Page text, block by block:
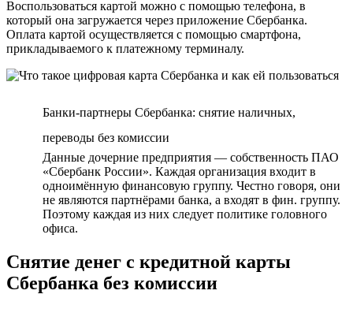
Воспользоваться картой можно с помощью телефона, в
который она загружается через приложение Сбербанка.
Оплата картой осуществляется с помощью смартфона,
прикладываемого к платежному терминалу.
Банки-партнеры Сбербанка: снятие наличных,
переводы без комиссии
Данные дочерние предприятия — собственность ПАО
«Сбербанк России». Каждая организация входит в
одноимённую финансовую группу. Честно говоря, они
не являются партнёрами банка, а входят в фин. группу.
Поэтому каждая из них следует политике головного
офиса.
Снятие денег с кредитной карты
Сбербанка без комиссии